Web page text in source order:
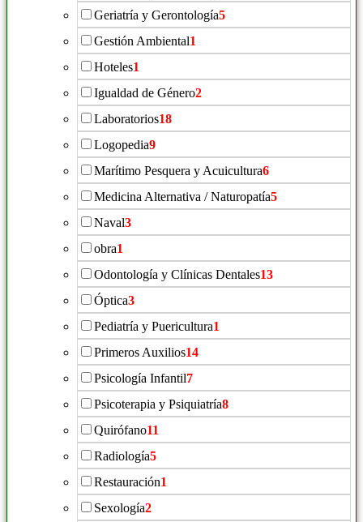
Geriatría y Gerontología5
Gestión Ambiental1
Hoteles1
Igualdad de Género2
Laboratorios18
Logopedia9
Marítimo Pesquera y Acuicultura6
Medicina Alternativa / Naturopatía5
Naval3
obra1
Odontología y Clínicas Dentales13
Óptica3
Pediatría y Puericultura1
Primeros Auxilios14
Psicología Infantil7
Psicoterapia y Psiquiatría8
Quirófano11
Radiología5
Restauración1
Sexología2